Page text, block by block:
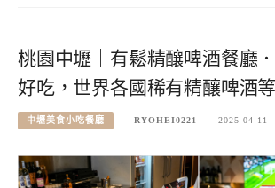
桃園中壢｜有鬆精釀啤酒餐廳
好吃，世界各國稀有精釀啤酒
中壢美食小吃餐廳 RYOHEI0221 2025-04-11